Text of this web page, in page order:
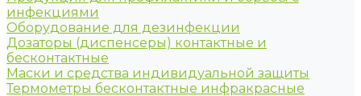
инфекциями
Оборудование для дезинфекции
Дозаторы (диспенсеры) контактные и
бесконтактные
Маски и средства индивидуальной защиты
Термометры бесконтактные инфракрасные